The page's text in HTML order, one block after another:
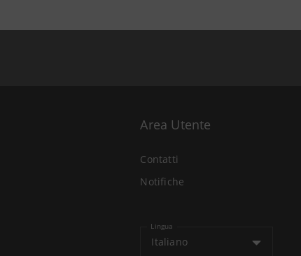
Area Utente
Contatti
Notifiche
Lingua
Italiano